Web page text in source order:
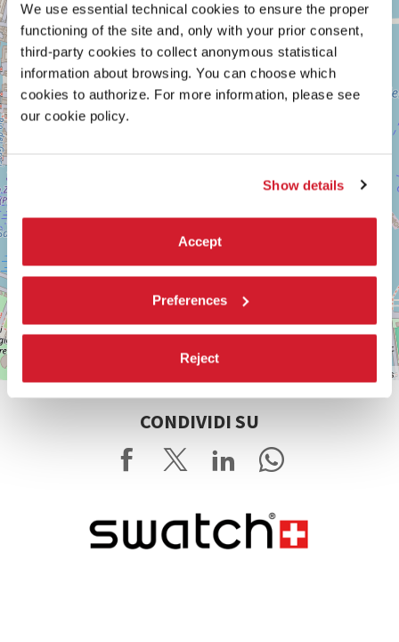
We use essential technical cookies to ensure the proper
functioning of the site and, only with your prior consent,
third-party cookies to collect anonymous statistical
information about browsing. You can choose which
cookies to authorize. For more information, please see
our cookie policy.
Show details
Accept
Preferences
Reject
contributors
CONDIVIDI SU